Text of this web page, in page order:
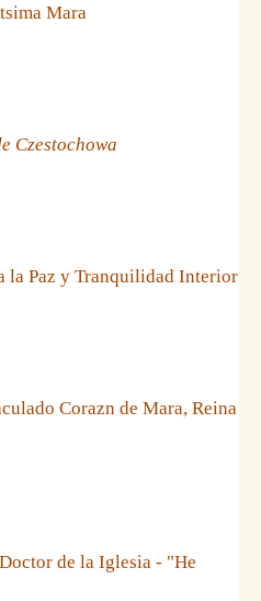
Mara
Czestochowa
la Paz y Tranquilidad Interior
Corazn de Mara, Reina
de la Iglesia - "He